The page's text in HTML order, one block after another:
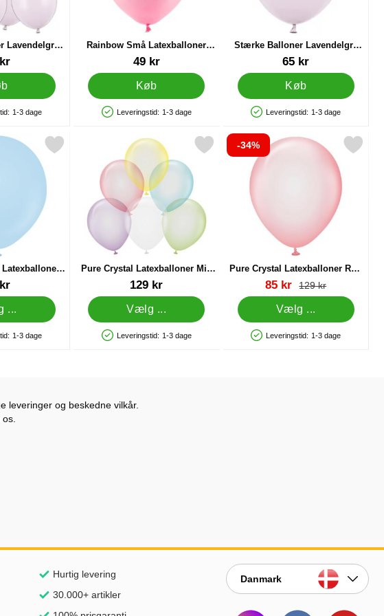
Lavendelgrå
100-pak
På lager
1-3 dage
Rainbow Små Latexballoner
Pastel Pink 100-pak
49 kr
Køb
Produkttilgængelighed: På lager
Leveringstid: 1-3 dage
Stærke Balloner Lavendelgrå
Pastel 27 cm 100-pak
65 kr
Køb
Produkttilgængelighed: På lager
Leveringstid: 1-3 dage
favorit
Blue
...
På lager
1-3 dage
Latexballoner Macaron Blue som favorit
Pure Crystal Latexballoner Mix
100-pak
Varenr 38422129 kr
Vælg ...
Produkttilgængelighed: På lager
Leveringstid: 1-3 dage
Markér pure Crystal Latexballoner Mix 100-pak som favorit
-34%
Pure Crystal Latexballoner Rød
100-pak
Varenr 37827
pris
85 kr pris
129 kr
Vælg ...
Produkttilgængelighed: På lager
Leveringstid: 1-3 dage
Markér pure Crystal Latexballoner
leveringer og beskedne vilkår.
4.7 Stjerne
Hurtig levering
30.000+ artikler
Danmark